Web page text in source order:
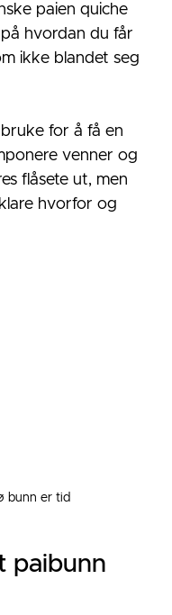
paien quiche
hvordan du får
ikke blandet seg
for å få en
venner og
flåsete ut, men
hvorfor og
bunn er tid
paibunn